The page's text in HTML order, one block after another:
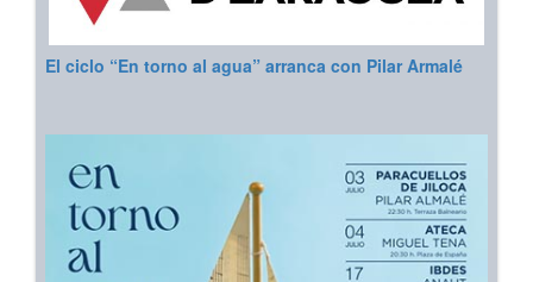
El ciclo “En torno al agua” arranca con Pilar Armalé